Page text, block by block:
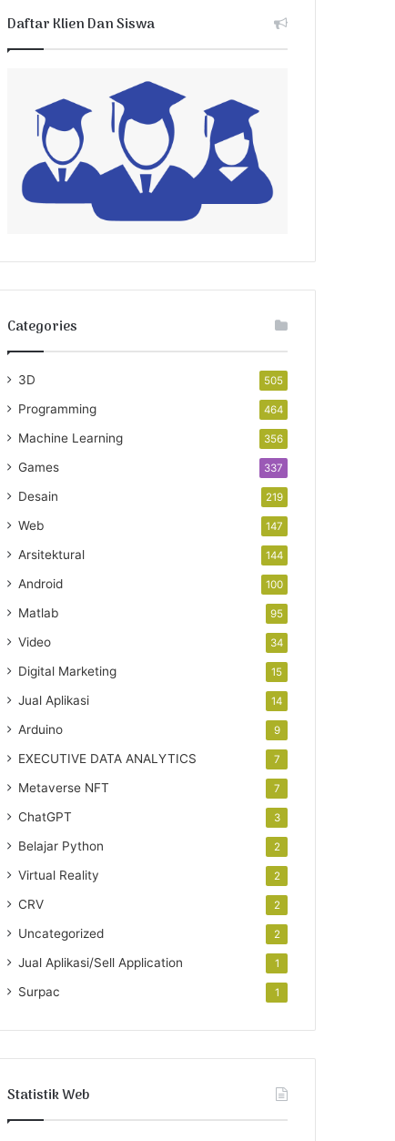
Daftar Klien Dan Siswa
Categories
3D 505
Programming 464
Machine Learning 356
Games 337
Desain 219
Web 147
Arsitektural 144
Android 100
Matlab 95
Video 34
Digital Marketing 15
Jual Aplikasi 14
Arduino 9
EXECUTIVE DATA ANALYTICS 7
Metaverse NFT 7
ChatGPT 3
Belajar Python 2
Virtual Reality 2
CRV 2
Uncategorized 2
Jual Aplikasi/Sell Application 1
Surpac 1
Statistik Web